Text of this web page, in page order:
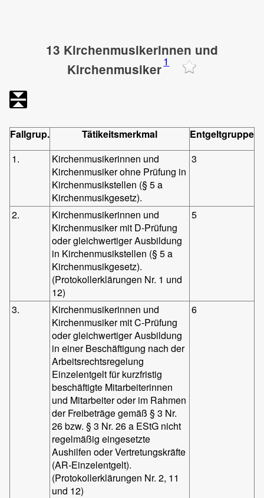
13 Kirchenmusikerinnen und
Kirchenmusiker1
Fallgrup. Tätikeitsmerkmal
Entgeltgruppe
1.
Kirchenmusikerinnen und
Kirchenmusiker ohne Prüfung in
Kirchenmusikstellen (§ 5 a
Kirchenmusikgesetz).
3
2.
Kirchenmusikerinnen und
Kirchenmusiker mit D-Prüfung
oder gleichwertiger Ausbildung
in Kirchenmusikstellen (§ 5 a
Kirchenmusikgesetz).
(Protokollerklärungen Nr. 1 und
12)
5
3.
Kirchenmusikerinnen und
Kirchenmusiker mit C-Prüfung
oder gleichwertiger Ausbildung
in einer Beschäftigung nach der
Arbeitsrechtsregelung
Einzelentgelt für kurzfristig
beschäftigte Mitarbeiterinnen
und Mitarbeiter oder im Rahmen
der Freibeträge gemäß § 3 Nr.
26 bzw. § 3 Nr. 26 a EStG nicht
regelmäßig eingesetzte
Aushilfen oder Vertretungskräfte
(AR-Einzelentgelt).
(Protokollerklärungen Nr. 2, 11
und 12)
6